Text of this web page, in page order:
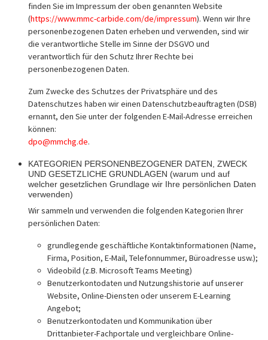
finden Sie im Impressum der oben genannten Website
(https://www.mmc-carbide.com/de/impressum). Wenn wir Ihre
personenbezogenen Daten erheben und verwenden, sind wir
die verantwortliche Stelle im Sinne der DSGVO und
verantwortlich für den Schutz Ihrer Rechte bei
personenbezogenen Daten.
Zum Zwecke des Schutzes der Privatsphäre und des
Datenschutzes haben wir einen Datenschutzbeauftragten (DSB)
ernannt, den Sie unter der folgenden E-Mail-Adresse erreichen
können:
dpo@mmchg.de.
KATEGORIEN PERSONENBEZOGENER DATEN, ZWECK
UND GESETZLICHE GRUNDLAGEN (warum und auf
welcher gesetzlichen Grundlage wir Ihre persönlichen Daten
verwenden)
Wir sammeln und verwenden die folgenden Kategorien Ihrer
persönlichen Daten:
grundlegende geschäftliche Kontaktinformationen (Name,
Firma, Position, E-Mail, Telefonnummer, Büroadresse usw.);
Videobild (z.B. Microsoft Teams Meeting)
Benutzerkontodaten und Nutzungshistorie auf unserer
Website, Online-Diensten oder unserem E-Learning
Angebot;
Benutzerkontodaten und Kommunikation über
Drittanbieter-Fachportale und vergleichbare Online-